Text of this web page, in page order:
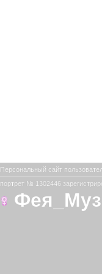
Персональный сайт
портрет № 1302446
Фея_Муз